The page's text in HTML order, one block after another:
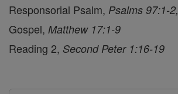
Responsorial Psalm, Psalms 97:1-
Gospel, Matthew 17:1-9
Reading 2, Second Peter 1:16-19